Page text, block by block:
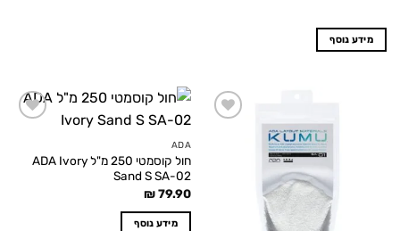
מידע נוסף
ADA
חול קוסמטי 250 מ"ל ADA Ivory
Sand S SA-02
₪79.90
מידע נוסף